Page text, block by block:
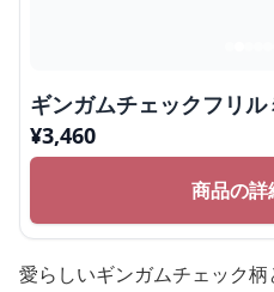
ギンガムチェックフリ
¥3,460
商品の詳
愛らしいギンガムチェック